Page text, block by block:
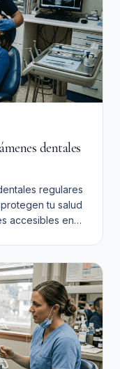
dentales
regulares
tu salud
accesibles en